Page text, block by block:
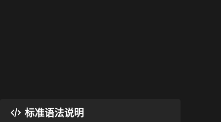
标准语法说明